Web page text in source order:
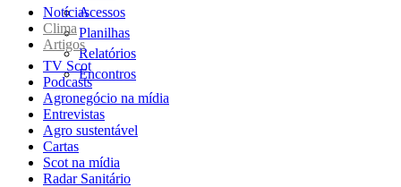
Acessos
Planilhas
Relatórios
Encontros
Notícias
Clima
Artigos
TV Scot
Podcasts
Agronegócio na mídia
Entrevistas
Agro sustentável
Cartas
Scot na mídia
Radar Sanitário